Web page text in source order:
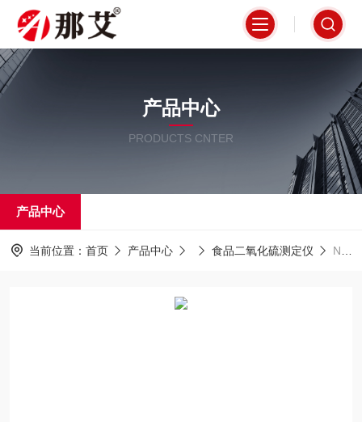
产品中心
PRODUCTS CNTER
产品中心
当前位置： 首页 产品中心 食品二氧化硫测定仪 NAI-ZLY-1/3/4S中药二氧化硫测定仪,接收瓶内置磁力搅拌器